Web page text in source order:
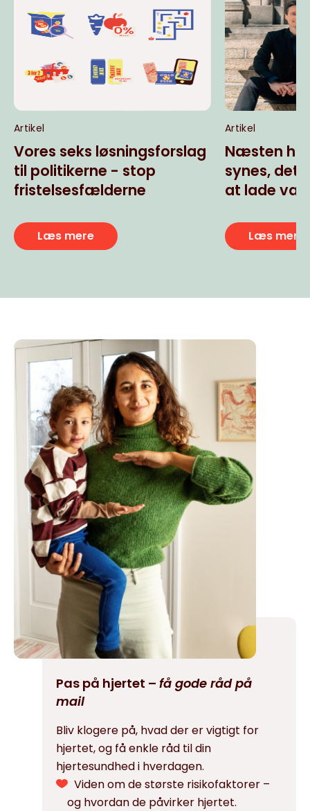
Artikel
Vores seks løsningsforslag
til politikerne - stop
fristelsesfælderne
Læs mere
Artikel
Næsten
synes,
at lade
snacks
Læs mere
Pas på hjertet – få gode råd på
mail
Bliv klogere på, hvad der er vigtigt for
hjertet, og få enkle råd til din
hjertesundhed i hverdagen.
Viden om de største risikofaktorer –
og hvordan de påvirker hjertet.